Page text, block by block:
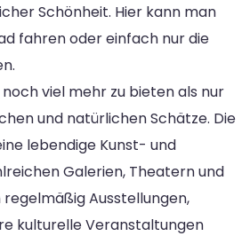
Schönheit. Hier kann man
fahren oder einfach nur die
viel mehr zu bieten als nur
und natürlichen Schätze. Die
lebendige Kunst- und
Galerien, Theatern und
regelmäßig Ausstellungen,
kulturelle Veranstaltungen